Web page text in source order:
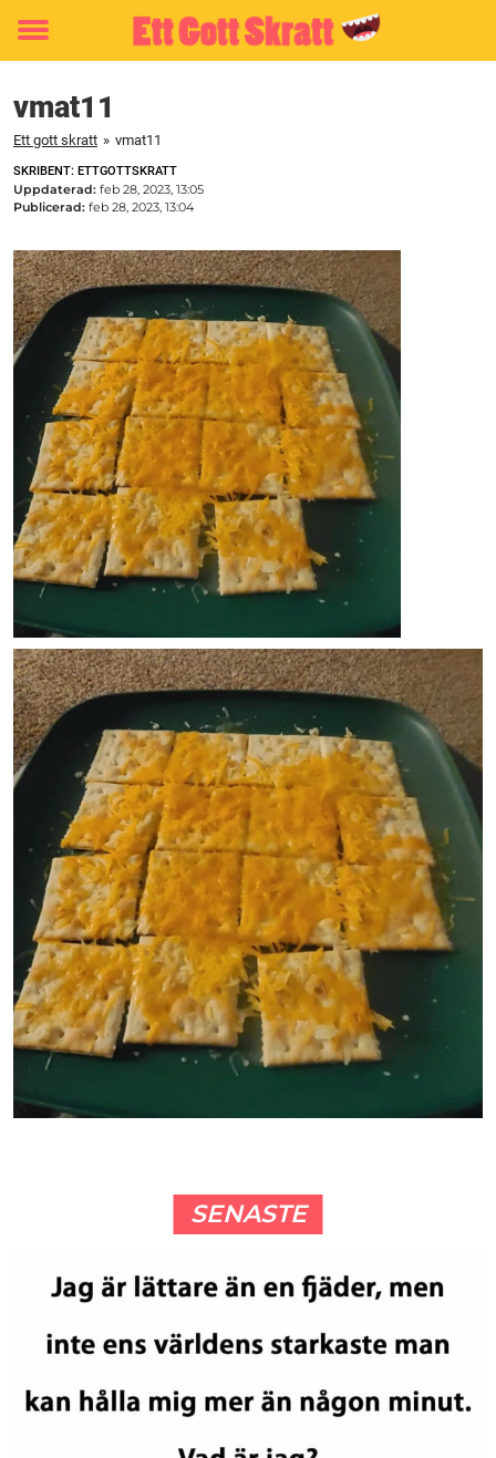
Toggle
vmat11
Ett gott skratt » vmat11
SKRIBENT: ETTGOTTSKRATT
Uppdaterad: feb 28, 2023, 13:05
Publicerad: feb 28, 2023, 13:04
SENASTE